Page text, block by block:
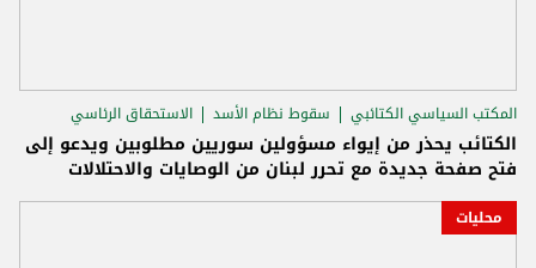
المكتب السياسي الكتائبي سقوط نظام الأسد الاستحقاق الرئاسي
الكتائب يحذر من إيواء مسؤولين سوريين مطلوبين ويدعو إلى
فتح صفحة جديدة مع تحرر لبنان من الوصايات والاحتلالات
محليات